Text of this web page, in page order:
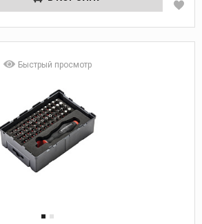
Быстрый просмотр